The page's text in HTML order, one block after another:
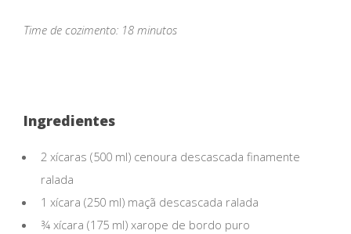
Time de cozimento: 18 minutos
Ingredientes
2 xícaras (500 ml) cenoura descascada finamente
ralada
1 xícara (250 ml) maçã descascada ralada
¾ xícara (175 ml) xarope de bordo puro